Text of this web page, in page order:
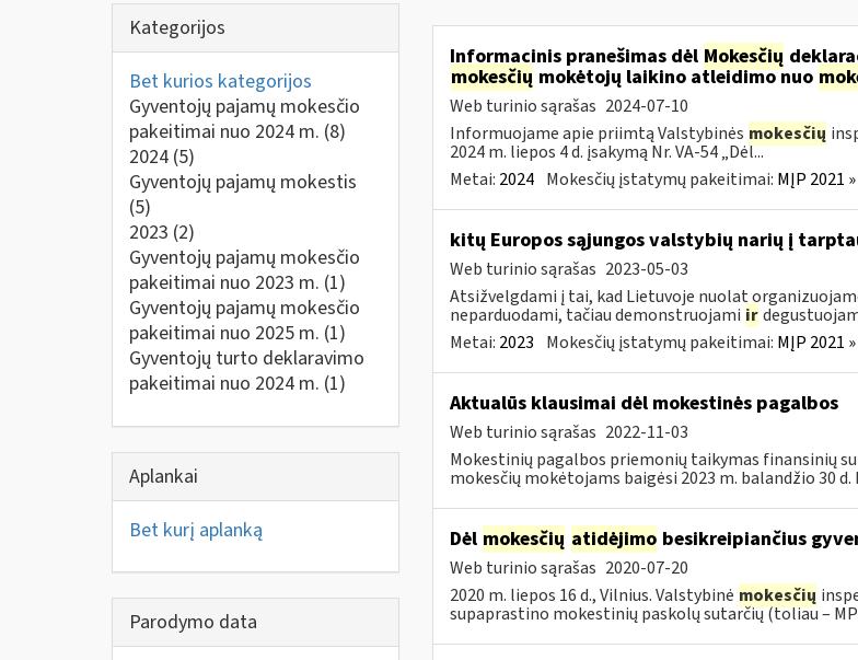
Kategorijos
Bet kurios kategorijos
Gyventojų pajamų mokesčio
pakeitimai nuo 2024 m. (8)
2024 (5)
Gyventojų pajamų mokestis
(5)
2023 (2)
Gyventojų pajamų mokesčio
pakeitimai nuo 2023 m. (1)
Gyventojų pajamų mokesčio
pakeitimai nuo 2025 m. (1)
Gyventojų turto deklaravimo
pakeitimai nuo 2024 m. (1)
Aplankai
Bet kurį aplanką
Parodymo data
Informacinis pranešimas dėl Mokesčių
mokesčių mokėtojų laikino atleidimo nuo
Web turinio sąrašas 2024-07-10
Informuojame apie priimtą Valstybinės mokesčių
2024 m. liepos 4 d. įsakymą Nr. VA-54 „Dėl...
Metai: 2024 Mokesčių įstatymų pakeitimai: MĮP 2021
kitų Europos sąjungos valstybių narių į
Web turinio sąrašas 2023-05-03
Atsižvelgdami į tai, kad Lietuvoje nuolat
neparduodami, tačiau demonstruojami ir
Metai: 2023 Mokesčių įstatymų pakeitimai: MĮP 2021
Aktualūs klausimai dėl mokestinės pagalbos
Web turinio sąrašas 2022-11-03
Mokestinių pagalbos priemonių taikymas finansinių
mokesčių mokėtojams baigėsi 2023 m. balandžio 30
Dėl mokesčių atidėjimo besikreipiančius
Web turinio sąrašas 2020-07-20
2020 m. liepos 16 d., Vilnius. Valstybinė mokesčių
supaprastino mokestinių paskolų sutarčių (toliau –